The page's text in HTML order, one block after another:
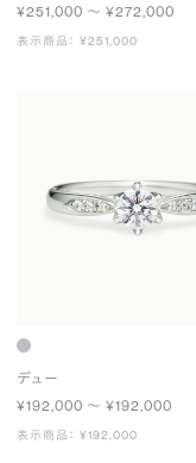
¥251,000 〜 ¥272,000
表示商品： ¥251,000
デュー
¥192,000 〜 ¥192,000
表示商品： ¥192,000